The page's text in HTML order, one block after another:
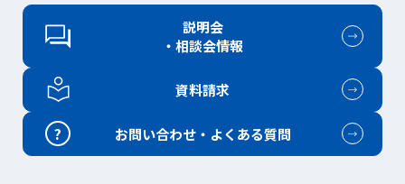
説明会
・相談会情報
資料請求
? お問い合わせ・よくある質問